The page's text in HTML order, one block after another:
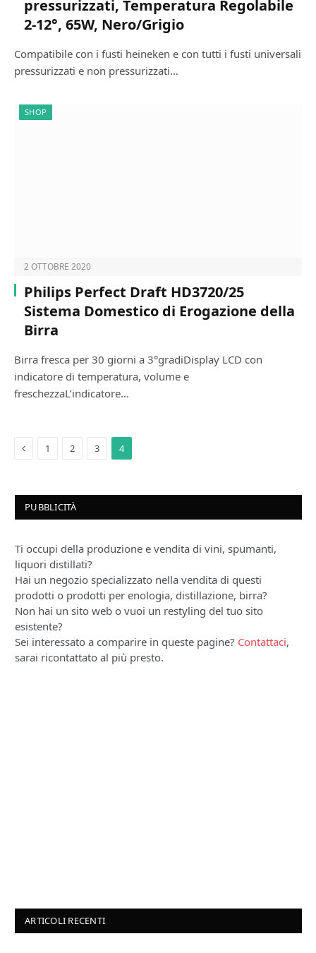
pressurizzati, Temperatura Regolabile
2-12°, 65W, Nero/Grigio
Compatibile con i fusti heineken e con tutti i fusti universali
pressurizzati e non pressurizzati…
SHOP
2 OTTOBRE 2020
Philips Perfect Draft HD3720/25
Sistema Domestico di Erogazione della
Birra
Birra fresca per 30 giorni a 3°gradiDisplay LCD con
indicatore di temperatura, volume e
freschezzaL’indicatore…
Previous
1 2 3 4
PUBBLICITÀ
Ti occupi della produzione e vendita di vini, spumanti,
liquori distillati?
Hai un negozio specializzato nella vendita di questi
prodotti o prodotti per enologia, distillazione, birra?
Non hai un sito web o vuoi un restyling del tuo sito
esistente?
Sei interessato a comparire in queste pagine? Contattaci,
sarai ricontattato al più presto.
ARTICOLI RECENTI